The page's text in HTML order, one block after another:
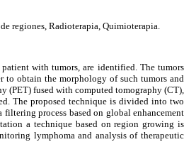
regiones, Radioterapia, Quimioterapia.
with tumors, are identified. The tumors
to obtain the morphology of such tumors and
(PET) fused with computed tomography (CT),
The proposed technique is divided into two
filtering process based on global enhancement
a technique based on region growing is
lymphoma and analysis of therapeutic